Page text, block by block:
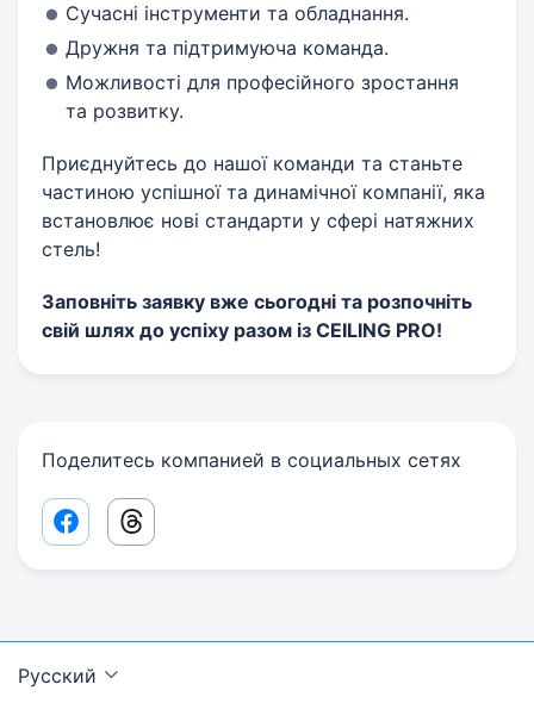
Сучасні інструменти та обладнання.
Дружня та підтримуюча команда.
Можливості для професійного зростання
та розвитку.
Приєднуйтесь до нашої команди та станьте
частиною успішної та динамічної компанії, яка
встановлює нові стандарти у сфері натяжних
стель!
Заповніть заявку вже сьогодні та розпочніть
свій шлях до успіху разом із CEILING PRO!
Поделитесь компанией в социальных сетях
Facebook share link
Threads share link
Русский